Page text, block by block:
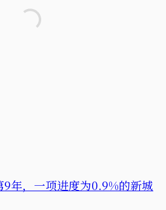
，一项进度为0.9%的新城